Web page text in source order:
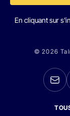
En cliquant sur
© 2026